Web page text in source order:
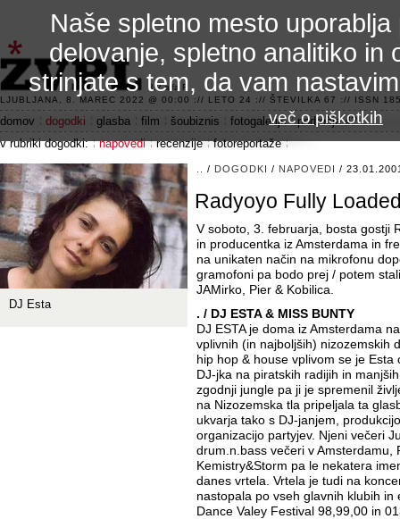
3.2 alfa R
LJUBLJANA, 8. MAREC 2022 @ 00:00 :// LETO 24 :// ŠTEVILKA 67 :// ISSN
domov dogodki glasba film šoubiznis fotogalerije
področje 42
v rubriki dogodki:
napovedi recenzije fotoreportaže
/ DOGODKI / NAPOVEDI /
Radyoyo Fully
V soboto, 3. februarja, bosta gostji
in producentka iz Amsterdama in
na unikaten način na mikrofonu
gramofoni pa bodo prej / potem
JAMirko, Pier & Kobilica.
. / DJ ESTA & MISS BUNTY
DJ ESTA je doma iz Amsterdama
vplivnih (in najboljših) nizozemskih
hip hop & house vplivom se je
DJ-jka na piratskih radijih in
zgodnji jungle pa ji je spremenil
na Nizozemska tla pripeljala ta
ukvarja tako s DJ-janjem,
organizacijo partyjev. Njeni večeri
drum.n.bass večeri v Amsterdamu,
Kemistry&Storm pa le nekatera
danes vrtela. Vrtela je tudi na
nastopala po vseh glavnih klubih
Dance Valey Festival 98,99,00 in
DJ Esta
Naše spletno mesto
delovanje, spletno analitiko in
strinjate s tem, da vam
več o piškotkih